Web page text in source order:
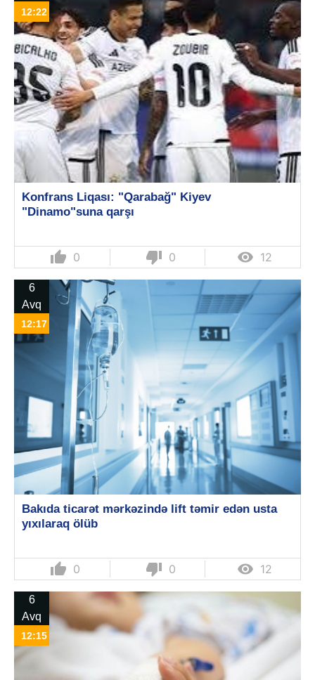
12:22
Konfrans Liqası: "Qarabağ" Kiyev
"Dinamo"suna qarşı
thumb_up 0 thumb_down 0  12
6
Avq
12:17
Bakıda ticarət mərkəzində lift təmir edən usta
yıxılaraq ölüb
thumb_up 0 thumb_down 0  12
6
Avq
12:15